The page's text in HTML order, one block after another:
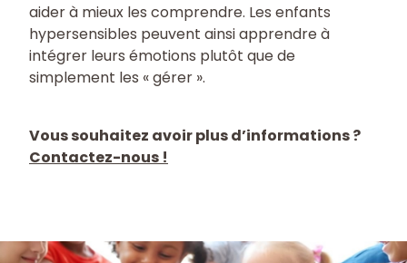
aider à mieux les comprendre. Les enfants
hypersensibles peuvent ainsi apprendre à
intégrer leurs émotions plutôt que de
simplement les « gérer ».
Vous souhaitez avoir plus d’informations ?
Contactez-nous !